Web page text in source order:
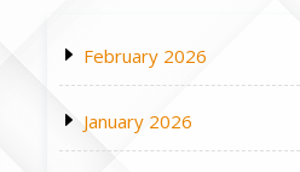
February 2026
January 2026